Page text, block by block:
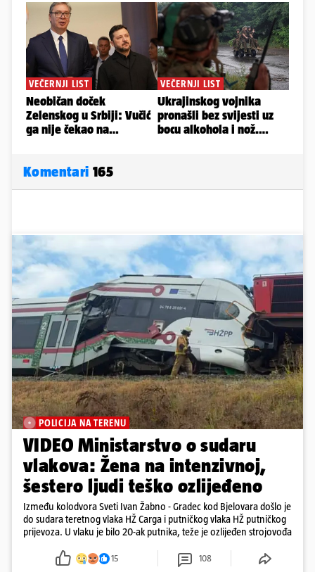
Komentari 165
POLICIJA NA TERENU
VIDEO Ministarstvo o sudaru
vlakova: Žena na intenzivnoj,
šestero ljudi teško ozlijeđeno
Između kolodvora Sveti Ivan Žabno - Gradec kod Bjelovara došlo je
do sudara teretnog vlaka HŽ Carga i putničkog vlaka HŽ putničkog
prijevoza. U vlaku je bilo 20-ak putnika, teže je ozlijeđen strojovođa
15 108